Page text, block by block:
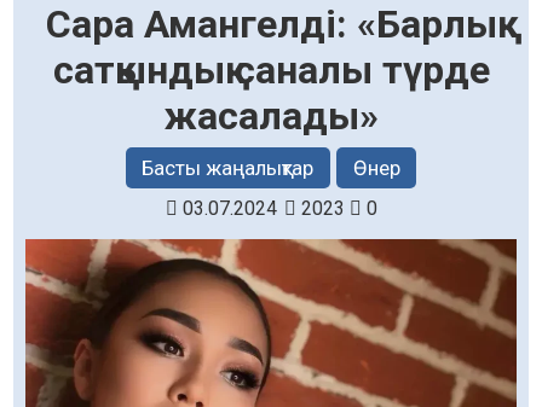
Сара Амангелді: «Барлық
сатқындық саналы түрде
жасалады»
Басты жаңалықтар Өнер
03.07.2024 2023 0